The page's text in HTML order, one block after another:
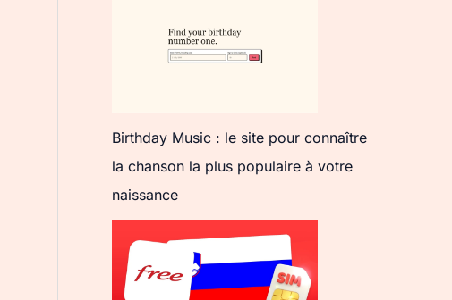
Birthday Music : le site pour connaître
la chanson la plus populaire à votre
naissance